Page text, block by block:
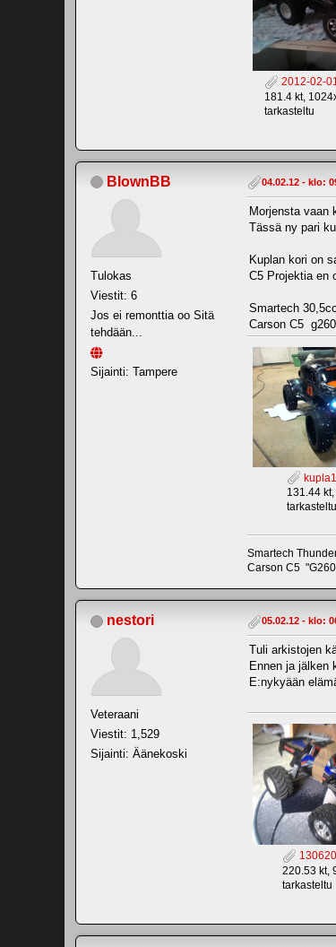
2012-02-
181.4 kt,
tarkasteltu
BlownBB
Tulokas
Viestit: 6
Jos ei remonttia oo Sitä
tehdään...
Sijainti: Tampere
04.02.12 - klo:
Morjensta vaan
Tässä ny pari
Kuplan kori on
C5 Projektia en
Smartech
Carson C5
131.44
tarkasteltu
Smartech
Carson C5
nestori
Veteraani
Viestit: 1,529
Sijainti: Äänekoski
05.02.12 - klo:
Tuli arkistojen
Ennen ja jälken
E:nykyään
220.53 kt,
tarkasteltu